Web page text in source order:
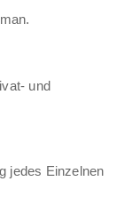
und
jedes Einzelnen